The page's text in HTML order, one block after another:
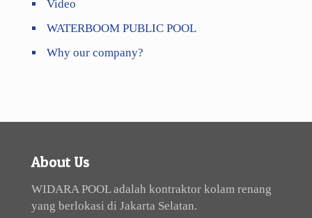
Video
WATERBOOM PUBLIC POOL
Why our company?
About Us
WIDARA POOL adalah kontraktor kolam renang
yang berlokasi di Jakarta Selatan.